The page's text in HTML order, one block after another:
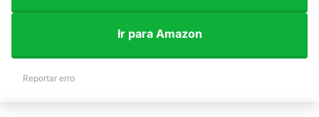
Ir para Amazon
Reportar erro